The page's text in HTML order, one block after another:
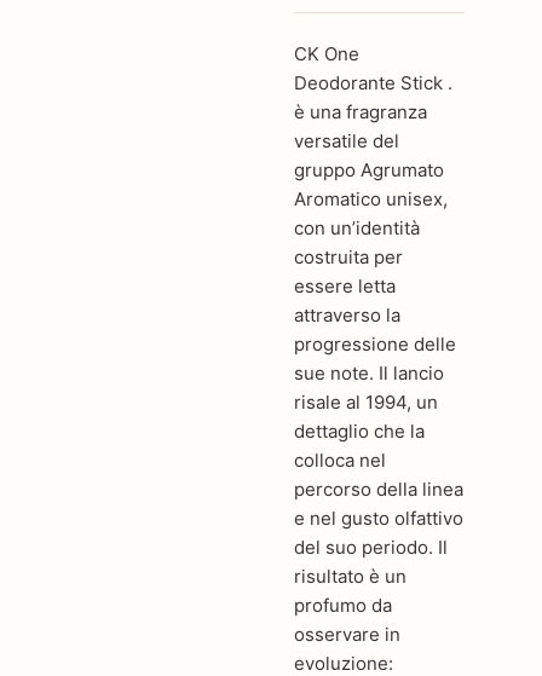
CK One
Deodorante Stick .
è una fragranza
versatile del
gruppo Agrumato
Aromatico unisex,
con un’identità
costruita per
essere letta
attraverso la
progressione delle
sue note. Il lancio
risale al 1994, un
dettaglio che la
colloca nel
percorso della linea
e nel gusto olfattivo
del suo periodo. Il
risultato è un
profumo da
osservare in
evoluzione: